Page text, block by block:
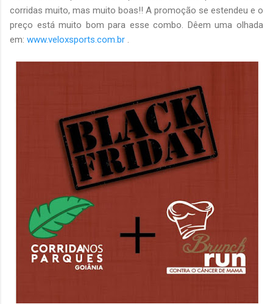
corridas muito, mas muito boas!! A promoção se estendeu e o
preço está muito bom para esse combo. Dêem uma olhada
em: www.veloxsports.com.br